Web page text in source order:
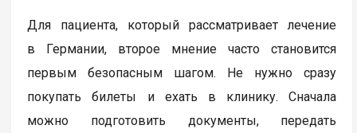
Для пациента, который рассматривает лечение
в Германии, второе мнение часто становится
первым безопасным шагом. Не нужно сразу
покупать билеты и ехать в клинику. Сначала
можно подготовить документы, передать